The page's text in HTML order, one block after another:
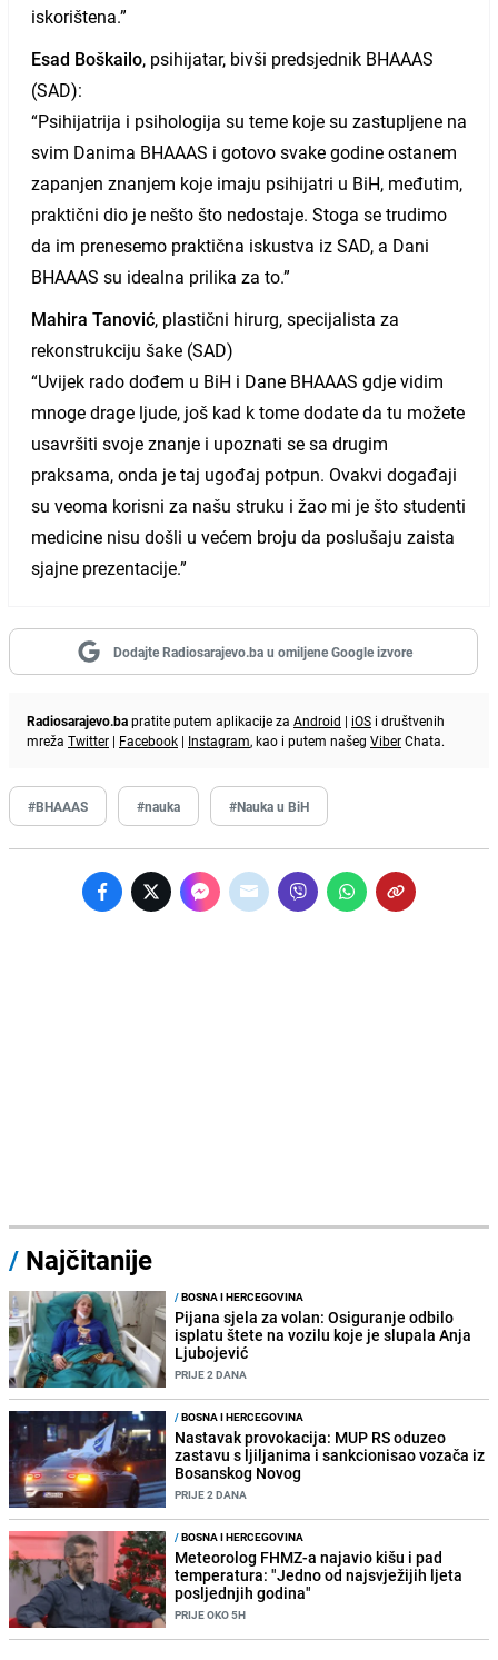
iskorištena.”
Esad Boškailo, psihijatar, bivši predsjednik BHAAAS
(SAD):
“Psihijatrija i psihologija su teme koje su zastupljene na
svim Danima BHAAAS i gotovo svake godine ostanem
zapanjen znanjem koje imaju psihijatri u BiH, međutim,
praktični dio je nešto što nedostaje. Stoga se trudimo
da im prenesemo praktična iskustva iz SAD, a Dani
BHAAAS su idealna prilika za to.”
Mahira Tanović, plastični hirurg, specijalista za
rekonstrukciju šake (SAD)
“Uvijek rado dođem u BiH i Dane BHAAAS gdje vidim
mnoge drage ljude, još kad k tome dodate da tu možete
usavršiti svoje znanje i upoznati se sa drugim
praksama, onda je taj ugođaj potpun. Ovakvi događaji
su veoma korisni za našu struku i žao mi je što studenti
medicine nisu došli u većem broju da poslušaju zaista
sjajne prezentacije.”
Dodajte Radiosarajevo.ba u omiljene Google izvore
Radiosarajevo.bapratite putem aplikacije za Android | iOS i društvenih
mreža Twitter | Facebook | Instagram, kao i putem našeg ViberChata.
#BHAAAS #nauka #Nauka u BiH
/ Najčitanije
/BOSNA I HERCEGOVINA
Pijana sjela za volan: Osiguranje odbilo
isplatu štete na vozilu koje je slupala Anja
Ljubojević
PRIJE 2 DANA
/BOSNA I HERCEGOVINA
Nastavak provokacija: MUP RS oduzeo
zastavu s ljiljanima i sankcionisao vozača iz
Bosanskog Novog
PRIJE 2 DANA
/BOSNA I HERCEGOVINA
Meteorolog FHMZ-a najavio kišu i pad
temperatura: "Jedno od najsvježijih ljeta
posljednjih godina"
PRIJE OKO 5H